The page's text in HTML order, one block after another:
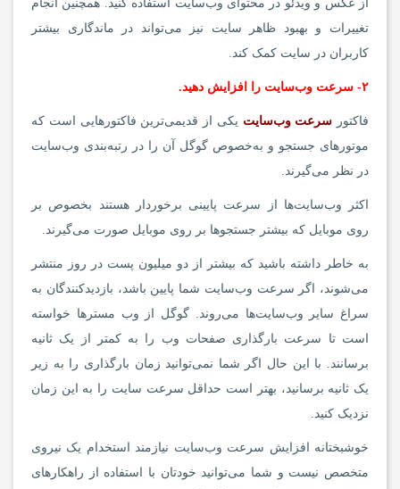
از عکس و ویدئو در محتوای وب‌سایت استفاده کنید. همچنین انجام
تغییرات و بهبود ظاهر سایت نیز می‌تواند در ماندگاری بیشتر
کاربران در سایت کمک کند.
۲- سرعت وب‌سایت را افزایش دهید.
فاکتور سرعت وب‌سایت یکی از قدیمی‌ترین فاکتورهایی است که
موتورهای جستجو و به‌خصوص گوگل آن را در رتبه‌بندی وب‌سایت
در نظر می‌گیرند.
اکثر وب‌سایت‌ها از سرعت پایینی برخوردار هستند بخصوص بر
روی موبایل که بیشتر جستجوها بر روی موبایل صورت می‌گیرند.
به خاطر داشته باشید که بیشتر از دو میلیون پست در روز منتشر
می‌شوند، اگر سرعت وب‌سایت شما پایین باشد، بازدیدکنندگان به
سراغ سایر وب‌سایت‌ها می‌روند. گوگل از وب مسترها خواسته
است تا سرعت بارگذاری صفحات وب را به کمتر از یک ثانیه
برسانند. با این حال اگر شما نمی‌توانید زمان بارگذاری را به زیر
یک ثانیه برسانید، بهتر است حداقل سرعت سایت را به این زمان
نزدیک کنید.
خوشبختانه افزایش سرعت وب‌سایت نیازمند استخدام یک نیروی
متخصص نیست و شما می‌توانید خودتان با استفاده از راهکارهای